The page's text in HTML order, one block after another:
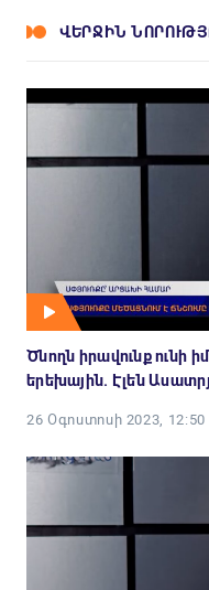
ՎԵՐՋԻՆ
Ծնողն իրավունք ունի
երեխային. Էլեն
26 Օգոստոսի 2023, 12:50